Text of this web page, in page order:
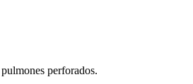
perforados.